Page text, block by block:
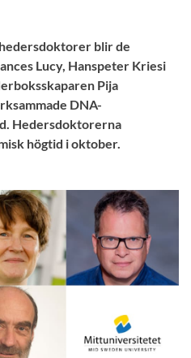
blir de
Lucy, Hanspeter Kriesi
Pija
DNA-
Hedersdoktorerna
högtid i oktober.